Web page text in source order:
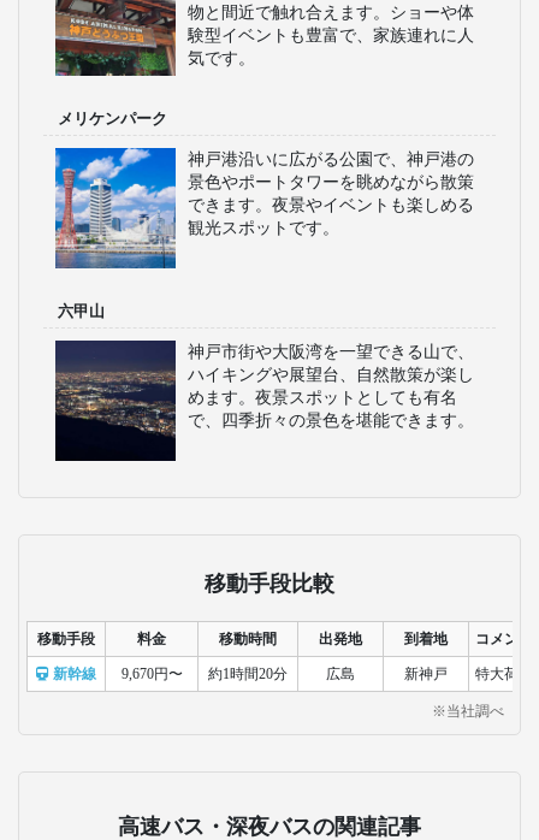
物と間近で触れ合えます。ショーや体
験型イベントも豊富で、家族連れに人
気です。
メリケンパーク
神戸港沿いに広がる公園で、神戸港の
景色やポートタワーを眺めながら散策
できます。夜景やイベントも楽しめる
観光スポットです。
六甲山
神戸市街や大阪湾を一望できる山で、
ハイキングや展望台、自然散策が楽し
めます。夜景スポットとしても有名
で、四季折々の景色を堪能できます。
移動手段比較
移動手段 料金 移動時間 出発地 到着地 コメント
新幹線 9,670円〜 約1時間20分 広島 新神戸 特大荷物
※当社調べ
高速バス・深夜バスの関連記事